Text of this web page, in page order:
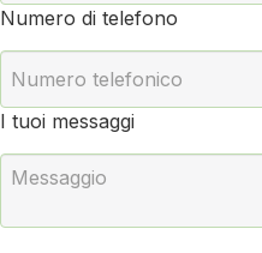
Numero di telefono
I tuoi messaggi